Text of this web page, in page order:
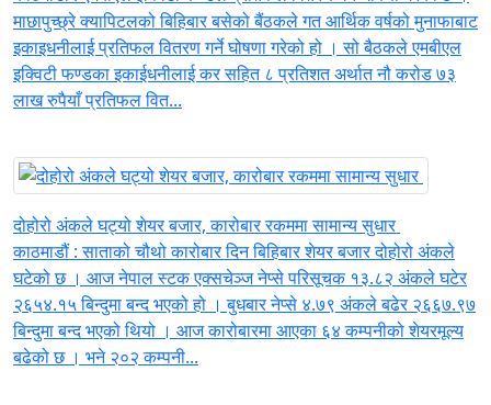
माछापुच्छ्रे क्यापिटलको बिहिबार बसेको बैंठकले गत आर्थिक वर्षको मुनाफाबाट
इकाइधनीलाई प्रतिफल वितरण गर्ने घोषणा गरेको हो । सो बैठकले एमबीएल
इक्विटी फण्डका इकाईधनीलाई कर सहित ८ प्रतिशत अर्थात नौ करोड ७३
लाख रुपैयाँ प्रतिफल वित...
दोहोरो अंकले घट्यो शेयर बजार, कारोबार रकममा सामान्य सुधार
काठमाडौं : साताको चौथो कारोबार दिन बिहिबार शेयर बजार दोहोरो अंकले
घटेको छ । आज नेपाल स्टक एक्सचेञ्ज नेप्से परिसूचक १३.८२ अंकले घटेर
२६५४.१५ बिन्दुमा बन्द भएको हो । बुधबार नेप्से ४.७९ अंकले बढेर २६६७.९७
बिन्दुमा बन्द भएको थियो । आज कारोबारमा आएका ६४ कम्पनीको शेयरमूल्य
बढेको छ । भने २०२ कम्पनी...